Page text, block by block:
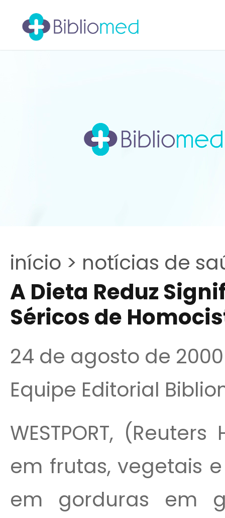
início > notícias de
A Dieta Reduz
Séricos de
24 de agosto de 2000
Equipe Editorial
WESTPORT,
em frutas, vegetais
em gorduras em